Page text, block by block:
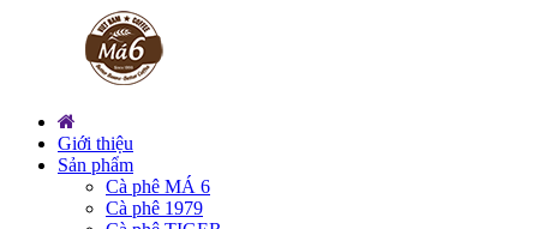
Giới thiệu
Sản phẩm
Cà phê MÁ 6
Cà phê 1979